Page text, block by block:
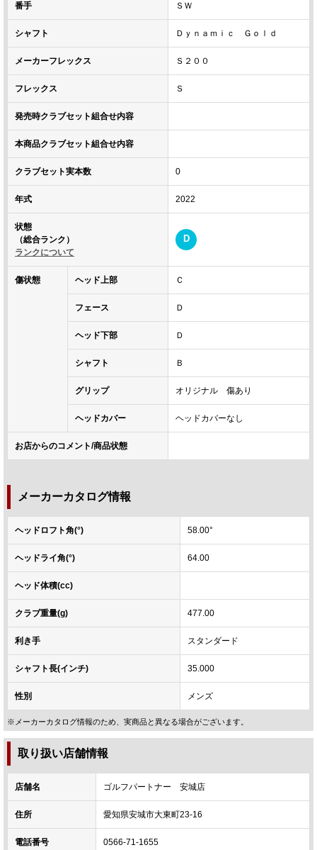
番手 ＳＷ
シャフト Ｄｙｎａｍｉｃ Ｇｏｌｄ
メーカーフレックス Ｓ２００
フレックス Ｓ
発売時クラブセット組合せ内容
本商品クラブセット組合せ内容
クラブセット実本数 0
年式 2022
状態
（総合ランク）
ランクについて
D
傷状態 ヘッド上部 Ｃ
フェース Ｄ
ヘッド下部 Ｄ
シャフト Ｂ
グリップ オリジナル 傷あり
ヘッドカバー ヘッドカバーなし
お店からのコメント/商品状態
メーカーカタログ情報
ヘッドロフト角(°) 58.00°
ヘッドライ角(°) 64.00
ヘッド体積(cc)
クラブ重量(g) 477.00
利き手 スタンダード
シャフト長(インチ) 35.000
性別 メンズ
※メーカーカタログ情報のため、実商品と異なる場合がございます。
取り扱い店舗情報
店舗名 ゴルフパートナー 安城店
住所 愛知県安城市大東町23-16
電話番号 0566-71-1655